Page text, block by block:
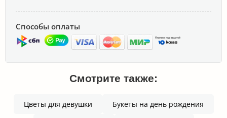
Способы оплаты
Смотрите также:
Цветы для девушки Букеты на день рождения